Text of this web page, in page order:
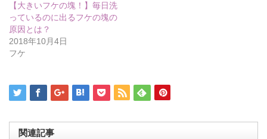
ド
ウ
で
開
き
ま
さ
い
(新
い
ウ
で
開
き
【大きいフケの塊！】毎日洗
っているのに出るフケの塊の
原因とは？
2018年10月4日
フケ
関連記事